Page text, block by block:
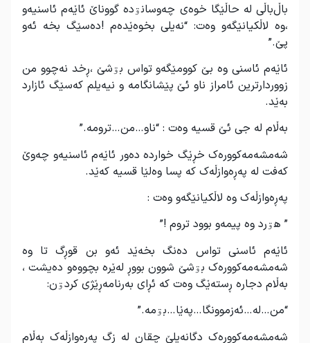
باڵ‌باڵی لە حاڵێگا خوەی چەوسانۊدە گووناێ ئاێەم ئاسنیەو
،وە لاڵکیانێگەو وەت: “نەیلی بخوەێدەم !دەسێگ بخە ئەو
پێ.”
ئاێەم ئاسنی وە بێ کوومێگەو تواس بۊشێ ،ڕخد نەچوو من
زووردارترین ئامراز ناو ئێ پێشانگامە و نیەیلم کەسێگ ئازارد
بەێد.
بەڵام لە جی ئێ قسیە وەت : “ناو…من…ترومە.”
شەمشەمەکوورەک خڕێگ خواردە دەور ئاێەم ئاسنیەو چەوێ
کەفت لە پەڕەوازڵەک کە پسا وەلێا قسیە کەێد.
پەڕەوازڵەک وە لاڵکیانێگەو وەت :
” هۊرد وە پیمەو بوود تروم !”
ئاێەم ئاسنی تواس دەنگ بخەێد ئەو بن قوڕگ تا وە
شەمشەمەکوورەک بۊشێ شوون بووڕ لەێرە بچووەو دەیشت ،
بەڵام دجارە ڕستەێگ وەت کە ئڕای بەرنامەڕێژی کردۊن:
“من…لە…ئەزموونگا…پەێا…بۊمە.”
شەمشەمەکوورەک دگانەیلێ چقان لە زگ پەڕەوازڵەک بەڵام